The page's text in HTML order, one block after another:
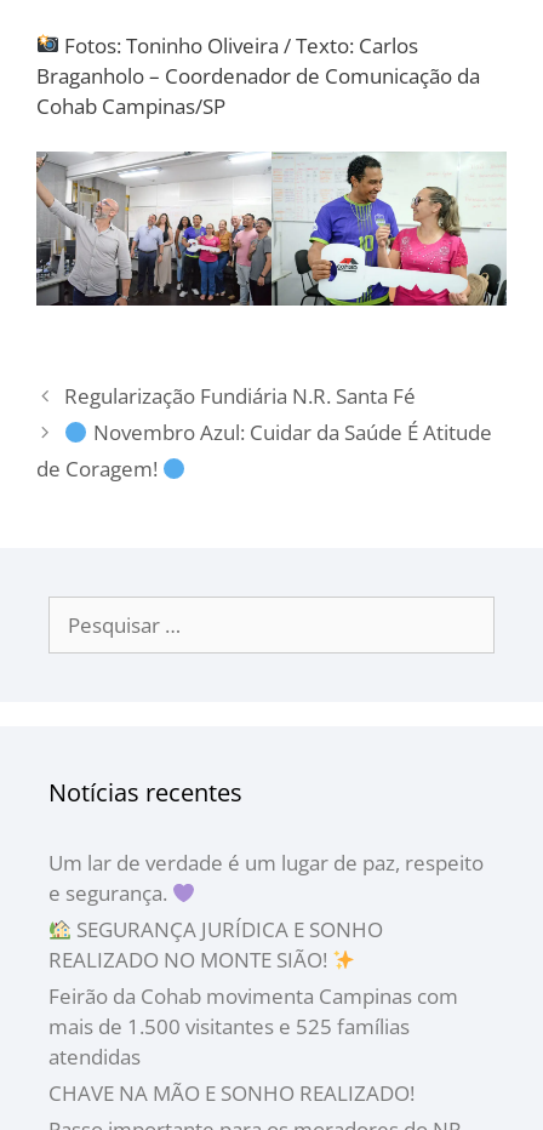
Fotos: Toninho Oliveira / Texto: Carlos
Braganholo – Coordenador de Comunicação da
Cohab Campinas/SP
Regularização Fundiária N.R. Santa Fé
Novembro Azul: Cuidar da Saúde É Atitude
de Coragem!
Notícias recentes
Um lar de verdade é um lugar de paz, respeito
e segurança.
SEGURANÇA JURÍDICA E SONHO
REALIZADO NO MONTE SIÃO!
Feirão da Cohab movimenta Campinas com
mais de 1.500 visitantes e 525 famílias
atendidas
CHAVE NA MÃO E SONHO REALIZADO!